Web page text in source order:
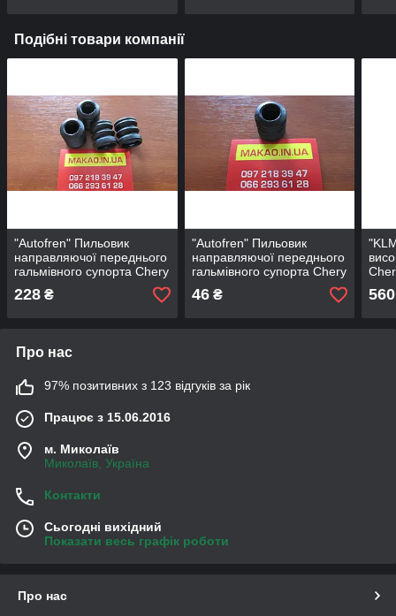
Подібні товари компанії
"Autofren" Пильовик
направляючої переднього
гальмівного супорта Chery
Amulet A15, Jaggi S21
228 ₴
"Autofren" Пильовик
направляючої переднього
гальмівного супорта Chery
Amulet A15, Jaggi S21
46₴ 560
Про нас
97% позитивних з 123 відгуків за рік
Працює з 15.06.2016
м. Миколаїв
Миколаїв, Україна
Контакти
Сьогодні вихідний
Показати весь графік роботи
Про нас